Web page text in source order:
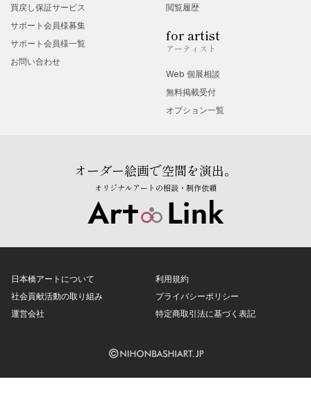
買戻し保証サービス
サポート会員様募集
サポート会員様一覧
お問い合わせ
閲覧履歴
for artist
アーティスト
Web 個展相談
無料掲載受付
オプション一覧
オーダー絵画で空間を演出。
オリジナルアートの相談・制作依頼
日本橋アートについて
社会貢献活動の取り組み
運営会社
利用規約
プライバシーポリシー
特定商取引法に基づく表記